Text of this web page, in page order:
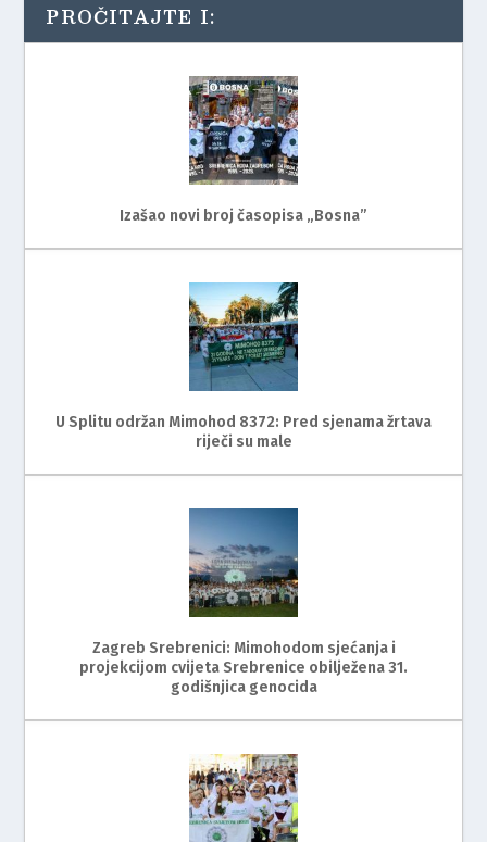
PROČITAJTE I:
Izašao novi broj časopisa „Bosna”
U Splitu održan Mimohod 8372: Pred sjenama žrtava
riječi su male
Zagreb Srebrenici: Mimohodom sjećanja i
projekcijom cvijeta Srebrenice obilježena 31.
godišnjica genocida